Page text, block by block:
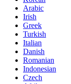
Arabic
Irish
Greek
Turkish
Italian
Danish
Romanian
Indonesian
Czech